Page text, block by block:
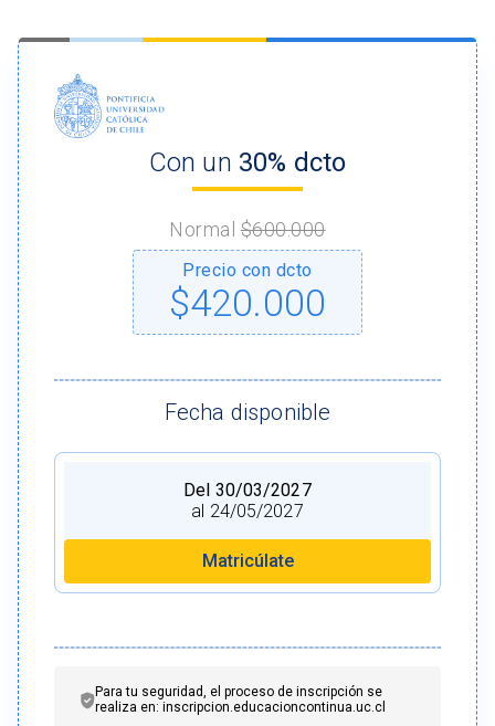
Con un 30% dcto
Normal$600.000
Precio con dcto
$420.000
Fecha disponible
Del 30/03/2027
al 24/05/2027
Matricúlate
Para tu seguridad, el proceso de inscripción se
realiza en: inscripcion.educacioncontinua.uc.cl